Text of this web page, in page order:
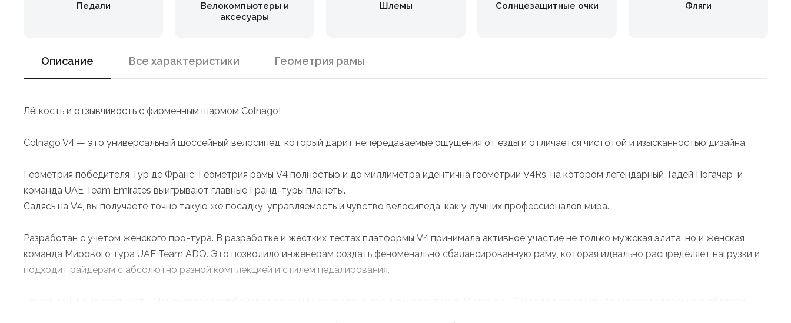
Педали
Велокомпьютеры и
аксесуары
Шлемы Солнцезащитные очки Фляги
Описание Все характеристики Геометрия рамы
Лёгкость и отзывчивость с фирменным шармом Colnago!
Colnago V4 — это универсальный шоссейный велосипед, который дарит непередаваемые ощущения от езды и отличается чистотой и изысканностью дизайна.
Геометрия победителя Тур де Франс. Геометрия рамы V4 полностью и до миллиметра идентична геометрии V4Rs, на котором легендарный Тадей Погачар и
команда UAE Team Emirates выигрывают главные Гранд-туры планеты.
Садясь на V4, вы получаете точно такую же посадку, управляемость и чувство велосипеда, как у лучших профессионалов мира.
Разработан с учетом женского про-тура. В разработке и жестких тестах платформы V4 принимала активное участие не только мужская элита, но и женская
команда Мирового тура UAE Team ADQ. Это позволило инженерам создать феноменально сбалансированную раму, которая идеально распределяет нагрузки и
подходит райдерам с абсолютно разной комплекцией и стилем педалирования.